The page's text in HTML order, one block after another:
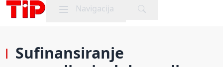
Mobile menu
Navigacija
Sufinansiranje